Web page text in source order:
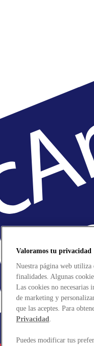
Valoramos tu privacidad
Nuestra página web
finalidades. Algunas
Las cookies no necesarias
de marketing y
que las aceptes. Para
Privacidad.
Puedes modificar tus